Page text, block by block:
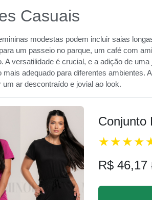
Casuais
modestas podem incluir saias
um passeio no parque, um café com
A versatilidade é crucial, e a adição de
adequado para diferentes ambientes.
ar descontraído e jovial ao look.
Conjunto
R$ 46,17